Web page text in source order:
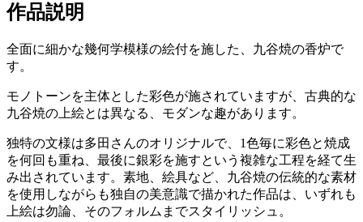
作品説明
全面に細かな幾何学模様の絵付を施した、九谷焼の香炉で
す。
モノトーンを主体とした彩色が施されていますが、古典的な
九谷焼の上絵とは異なる、モダンな趣があります。
独特の文様は多田さんのオリジナルで、1色毎に彩色と焼成
を何回も重ね、最後に銀彩を施すという複雑な工程を経て生
み出されています。素地、絵具など、九谷焼の伝統的な素材
を使用しながらも独自の美意識で描かれた作品は、いずれも
上絵は勿論、そのフォルムまでスタイリッシュ。